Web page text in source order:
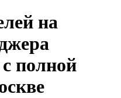
на
полной